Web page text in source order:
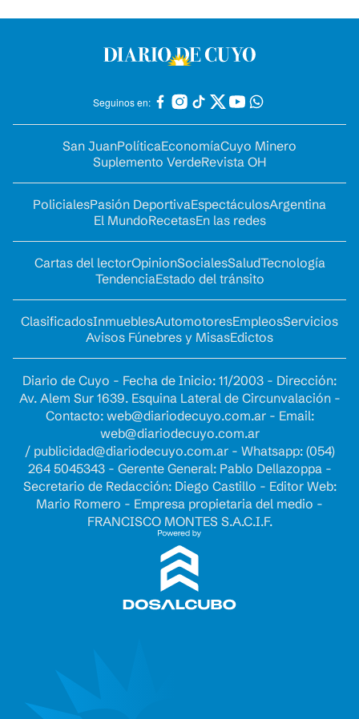
Seguinos en:
San JuanPolíticaEconomíaCuyo Minero
Suplemento VerdeRevista OH
PolicialesPasión DeportivaEspectáculosArgentina
El MundoRecetasEn las redes
Cartas del lectorOpinionSocialesSaludTecnología
TendenciaEstado del tránsito
ClasificadosInmueblesAutomotoresEmpleosServicios
Avisos Fúnebres y MisasEdictos
Diario de Cuyo - Fecha de Inicio: 11/2003 - Dirección:
Av. Alem Sur 1639. Esquina Lateral de Circunvalación -
Contacto: web@diariodecuyo.com.ar- Email:
web@diariodecuyo.com.ar
/ publicidad@diariodecuyo.com.ar- Whatsapp: (054)
264 5045343 - Gerente General: Pablo Dellazoppa -
Secretario de Redacción: Diego Castillo - Editor Web:
Mario Romero - Empresa propietaria del medio -
FRANCISCO MONTES S.A.C.I.F.